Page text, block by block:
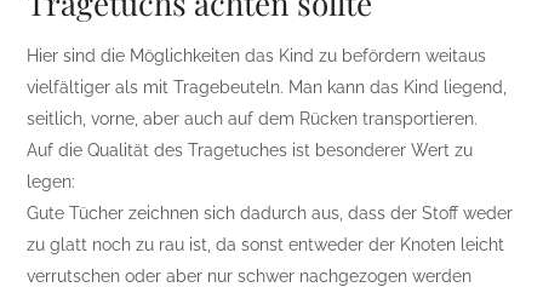
Hier sind die Möglichkeiten das Kind zu befördern weitaus
vielfältiger als mit Tragebeuteln. Man kann das Kind liegend,
seitlich, vorne, aber auch auf dem Rücken transportieren.
Auf die Qualität des Tragetuches ist besonderer Wert zu
legen:
Gute Tücher zeichnen sich dadurch aus, dass der Stoff weder
zu glatt noch zu rau ist, da sonst entweder der Knoten leicht
verrutschen oder aber nur schwer nachgezogen werden